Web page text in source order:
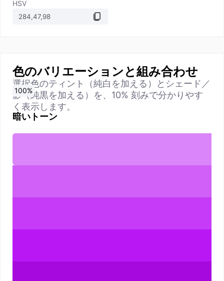
HSV
色のバリエーションと組み合わせ
選択色のティント（純白を加える）とシェード／
影（純黒を加える）を、10% 刻みで分かりやす
く表示します。
暗いトーン
0%
10%
20%
30%
40%
50%
60%
70%
80%
90%
100%